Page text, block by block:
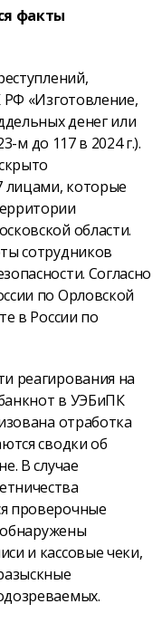
факты
«Изготовление,
денег или
м до 117 в 2024 г.).
лицами, которые
области.
сотрудников
Согласно
по Орловской
в России по
реагирования на
в УЭБиПК
отработка
сводки об
В случае
проверочные
и кассовые чеки,